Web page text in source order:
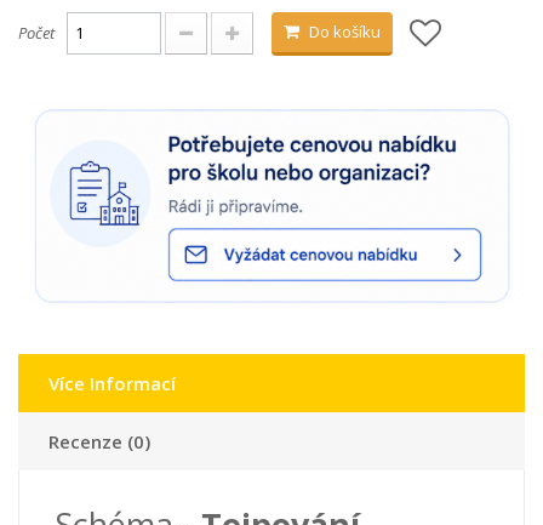
Počet Do košíku
Více Informací
Recenze (0)